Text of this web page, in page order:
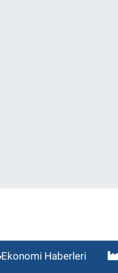
Ekonomi Haberleri